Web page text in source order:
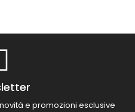
e promozioni esclusive